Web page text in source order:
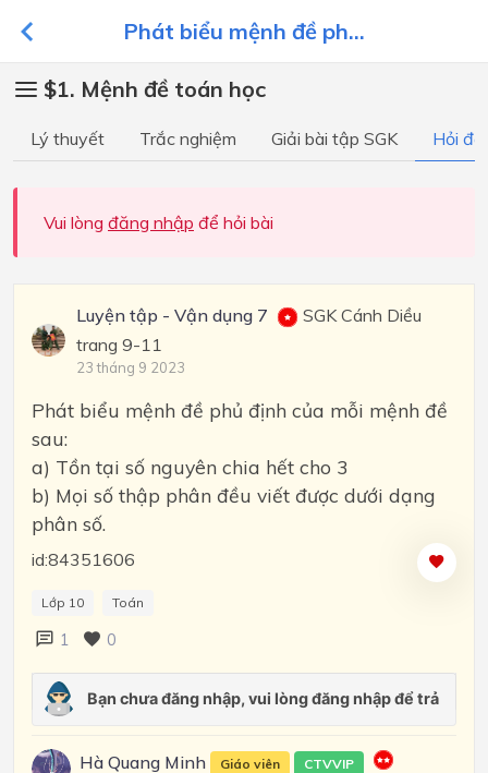
Phát biểu mệnh đề ph...
$1. Mệnh đề toán học
Lý thuyết Trắc nghiệm Giải bài tập SGK Hỏi
Vui lòng đăng nhập để hỏi bài
Luyện tập - Vận dụng 7
SGK Cánh Diều
trang 9-11
23 tháng 9 2023
Phát biểu mệnh đề phủ định của mỗi mệnh đề
sau:
a) Tồn tại số nguyên chia hết cho 3
b) Mọi số thập phân đều viết được dưới dạng
phân số.
id:84351606
Lớp 10 Toán
1 0
Hà Quang Minh Giáo viên CTVVIP